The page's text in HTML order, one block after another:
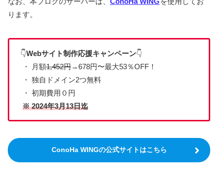
ります。
👇Webサイト制作応援キャンペーン👇
・ 月額1,452円→678円〜最大53％OFF！
・ 独自ドメイン2つ無料
・ 初期費用０円
※ 2024年3月13日迄
ConoHa WINGの公式サイトはこちら